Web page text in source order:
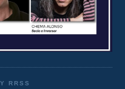
RRSS